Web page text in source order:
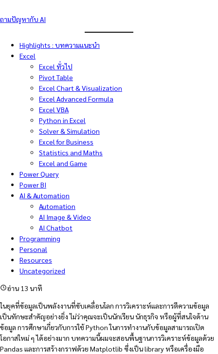
ถามปัญหากับ AI
Highlights : บทความแนะนำ
Excel
Excel ทั่วไป
Pivot Table
Excel Chart & Visualization
Excel Advanced Formula
Excel VBA
Python in Excel
Solver & Simulation
Excel for Business
Statistics and Maths
Excel and Game
Power Query
Power BI
AI & Automation
Automation
AI Image & Video
AI Chatbot
Programming
Personal
Resources
Uncategorized
อ่าน 13 นาที
ในยุคที่ข้อมูลเป็นพลังงานที่ขับเคลื่อนโลก การวิเคราะห์และการตีความข้อมูล
เป็นทักษะสำคัญอย่างยิ่ง ไม่ว่าคุณจะเป็นนักเรียน นักธุรกิจ หรือผู้ที่สนใจด้าน
ข้อมูล การศึกษาเกี่ยวกับการใช้ Python ในการทำงานกับข้อมูลสามารถเปิด
โอกาสใหม่ ๆ ได้อย่างมาก บทความนี้ผมจะสอนพื้นฐานการวิเคราะห์ข้อมูลด้วย
Pandas และการสร้างกราฟด้วย Matplotlib ซึ่งเป็น library หรือเครื่องมือ